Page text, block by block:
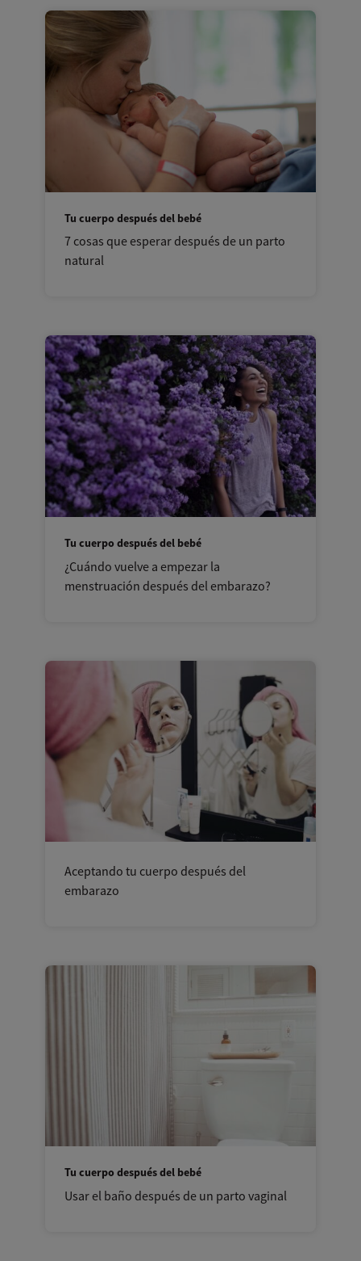
Tu cuerpo después del bebé
7 cosas que esperar después de un parto
natural
Tu cuerpo después del bebé
¿Cuándo vuelve a empezar la
menstruación después del embarazo?
Aceptando tu cuerpo después del
embarazo
Tu cuerpo después del bebé
Usar el baño después de un parto vaginal